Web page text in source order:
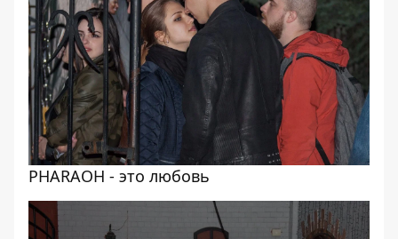
PHARAOH - это любовь